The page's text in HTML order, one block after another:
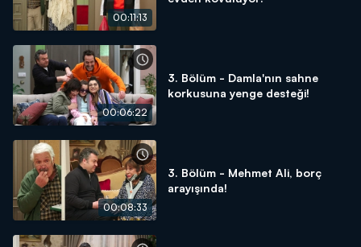
00:11:13
00:06:22
3. Bölüm - Damla'nın sahne
korkusuna yenge desteği!
00:08:33
3. Bölüm - Mehmet Ali, borç
arayışında!